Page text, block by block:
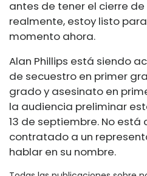
antes de tener el cierre de
realmente, estoy listo
momento ahora.
Alan Phillips está siendo
de secuestro en primer
grado y asesinato en
la audiencia preliminar
13 de septiembre. No está
contratado a un
hablar en su nombre.